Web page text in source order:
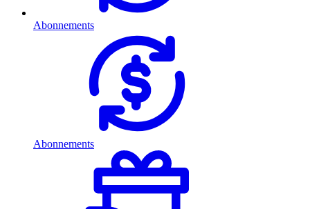
Abonnements
Abonnements